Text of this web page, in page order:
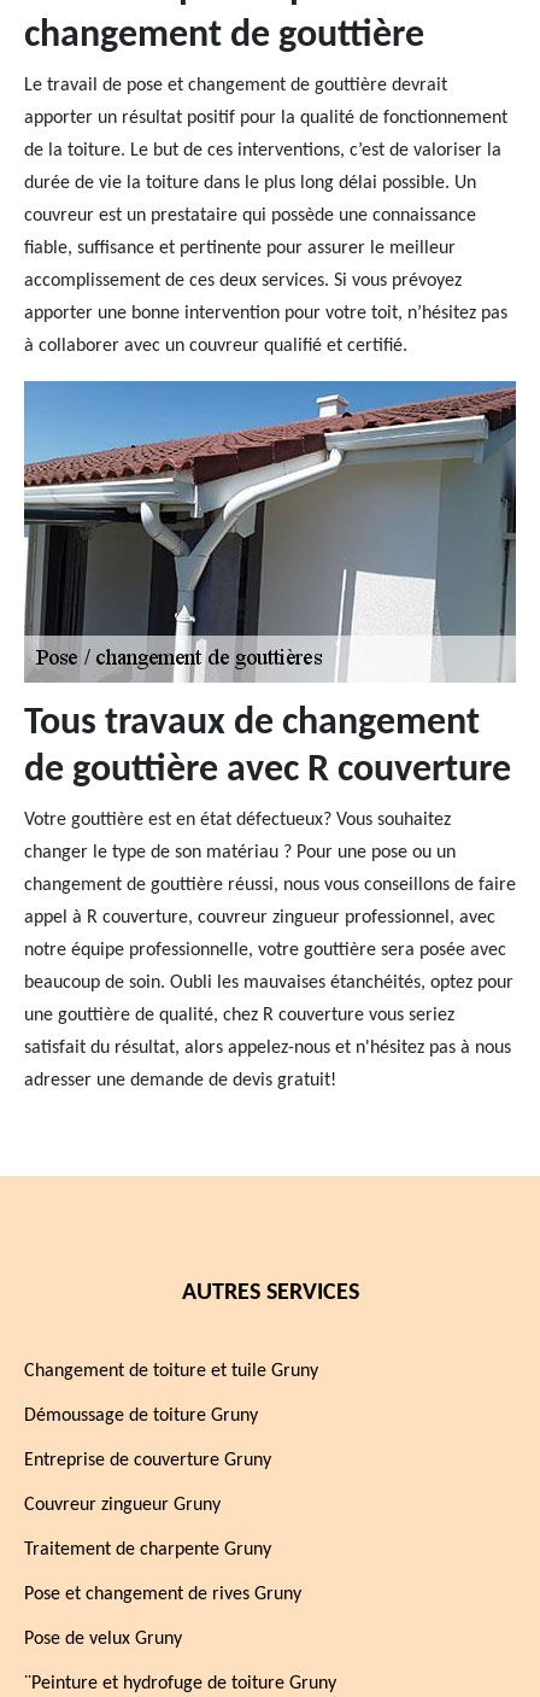
changement de gouttière
Le travail de pose et changement de gouttière devrait
apporter un résultat positif pour la qualité de fonctionnement
de la toiture. Le but de ces interventions, c’est de valoriser la
durée de vie la toiture dans le plus long délai possible. Un
couvreur est un prestataire qui possède une connaissance
fiable, suffisance et pertinente pour assurer le meilleur
accomplissement de ces deux services. Si vous prévoyez
apporter une bonne intervention pour votre toit, n’hésitez pas
à collaborer avec un couvreur qualifié et certifié.
Tous travaux de changement
de gouttière avec R couverture
Votre gouttière est en état défectueux? Vous souhaitez
changer le type de son matériau ? Pour une pose ou un
changement de gouttière réussi, nous vous conseillons de faire
appel à R couverture, couvreur zingueur professionnel, avec
notre équipe professionnelle, votre gouttière sera posée avec
beaucoup de soin. Oubli les mauvaises étanchéités, optez pour
une gouttière de qualité, chez R couverture vous seriez
satisfait du résultat, alors appelez-nous et n'hésitez pas à nous
adresser une demande de devis gratuit!
AUTRES SERVICES
Changement de toiture et tuile Gruny
Démoussage de toiture Gruny
Entreprise de couverture Gruny
Couvreur zingueur Gruny
Traitement de charpente Gruny
Pose et changement de rives Gruny
Pose de velux Gruny
¨Peinture et hydrofuge de toiture Gruny